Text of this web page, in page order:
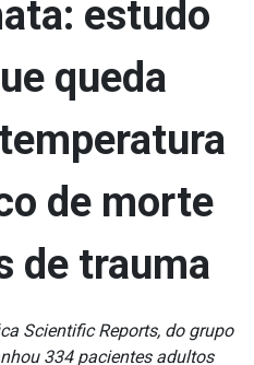
estudo
queda
de morte
de trauma
Scientific Reports, do grupo
334 pacientes adultos